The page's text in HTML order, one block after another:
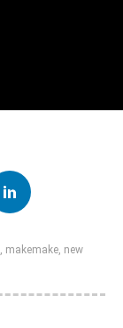
, makemake, new